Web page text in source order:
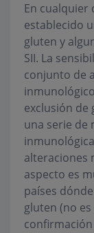
En cualquier
establecido
gluten y
SII. La
conjunto de
exclusión de
una serie de
alteraciones
aspecto es
países
gluten (no es